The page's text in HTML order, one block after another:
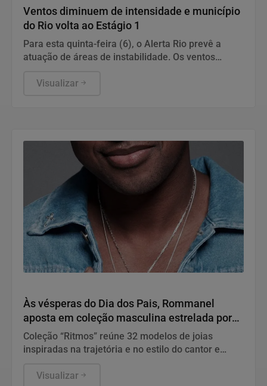
Ventos diminuem de intensidade e município
do Rio volta ao Estágio 1
Para esta quinta-feira (6), o Alerta Rio prevê a
atuação de áreas de instabilidade. Os ventos
com rajadas isoladas fortes.
Visualizar
Às vésperas do Dia dos Pais, Rommanel
aposta em coleção masculina estrelada por
Thiaguinho
Coleção “Ritmos” reúne 32 modelos de joias
inspiradas na trajetória e no estilo do cantor e
masculino
Visualizar